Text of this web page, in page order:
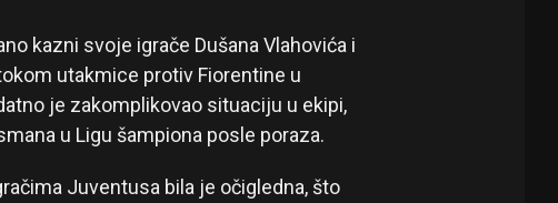
kazni svoje igrače Dušana Vlahovića i
utakmice protiv Fiorentine u
je zakomplikovao situaciju u ekipi,
u Ligu šampiona posle poraza.
Juventusa bila je očigledna, što